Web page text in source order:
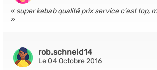
super kebab qualité prix service c'est top,
rob.schneid14
Le 04 Octobre 2016